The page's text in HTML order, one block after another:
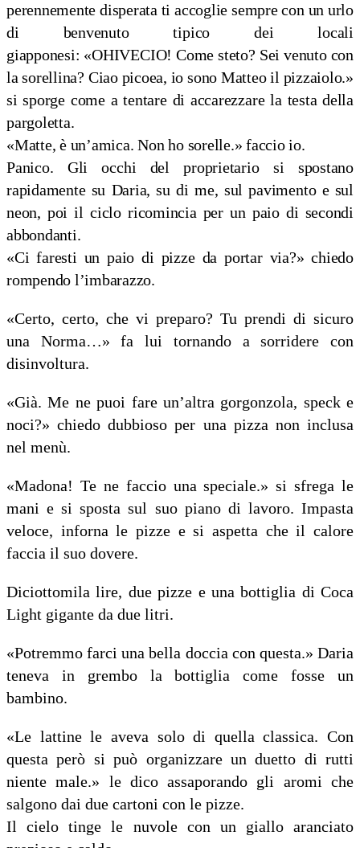
perennemente disperata ti accoglie sempre con un urlo
di benvenuto tipico dei locali
giapponesi: «OHIVECIO! Come steto? Sei venuto con
la sorellina? Ciao picoea, io sono Matteo il pizzaiolo.»
si sporge come a tentare di accarezzare la testa della
pargoletta.
«Matte, è un’amica. Non ho sorelle.» faccio io.
Panico. Gli occhi del proprietario si spostano
rapidamente su Daria, su di me, sul pavimento e sul
neon, poi il ciclo ricomincia per un paio di secondi
abbondanti.
«Ci faresti un paio di pizze da portar via?» chiedo
rompendo l’imbarazzo.
«Certo, certo, che vi preparo? Tu prendi di sicuro
una Norma…» fa lui tornando a sorridere con
disinvoltura.
«Già. Me ne puoi fare un’altra gorgonzola, speck e
noci?» chiedo dubbioso per una pizza non inclusa
nel menù.
«Madona! Te ne faccio una speciale.» si sfrega le
mani e si sposta sul suo piano di lavoro. Impasta
veloce, inforna le pizze e si aspetta che il calore
faccia il suo dovere.
Diciottomila lire, due pizze e una bottiglia di Coca
Light gigante da due litri.
«Potremmo farci una bella doccia con questa.» Daria
teneva in grembo la bottiglia come fosse un
bambino.
«Le lattine le aveva solo di quella classica. Con
questa però si può organizzare un duetto di rutti
niente male.» le dico assaporando gli aromi che
salgono dai due cartoni con le pizze.
Il cielo tinge le nuvole con un giallo aranciato